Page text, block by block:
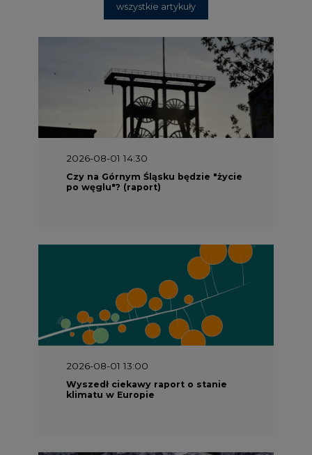
wszystkie artykuły
2026-08-01 14:30
Czy na Górnym Śląsku będzie "życie
po węglu"? (raport)
2026-08-01 13:00
Wyszedł ciekawy raport o stanie
klimatu w Europie